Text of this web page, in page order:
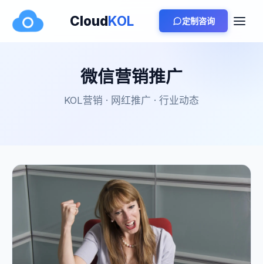
CloudKOL 定制咨询
微信营销推广
KOL营销 · 网红推广 · 行业动态